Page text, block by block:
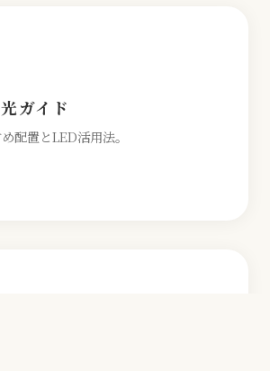
ガイド
配置とLED活用法。